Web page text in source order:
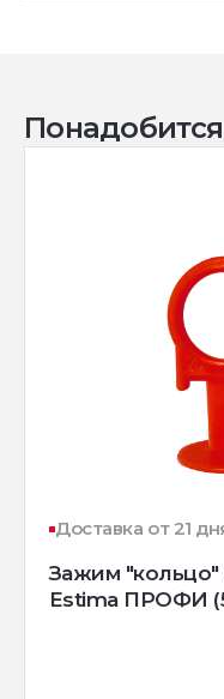
Доставка от 21
Зажим "кольцо"
Estima ПРОФИ